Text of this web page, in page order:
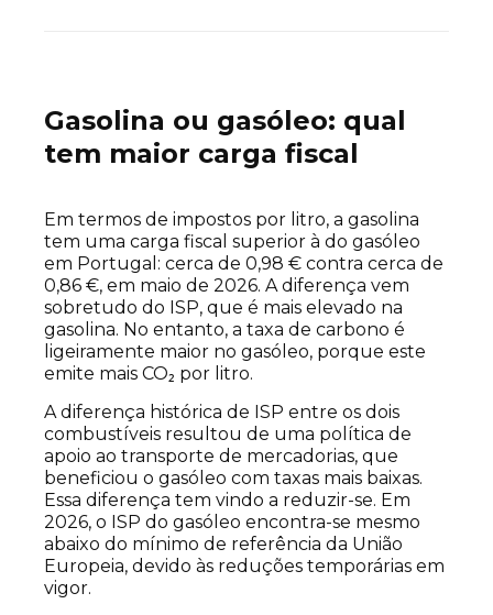
Gasolina ou gasóleo: qual
tem maior carga fiscal
Em termos de impostos por litro, a gasolina
tem uma carga fiscal superior à do gasóleo
em Portugal: cerca de 0,98 € contra cerca de
0,86 €, em maio de 2026. A diferença vem
sobretudo do ISP, que é mais elevado na
gasolina. No entanto, a taxa de carbono é
ligeiramente maior no gasóleo, porque este
emite mais CO₂ por litro.
A diferença histórica de ISP entre os dois
combustíveis resultou de uma política de
apoio ao transporte de mercadorias, que
beneficiou o gasóleo com taxas mais baixas.
Essa diferença tem vindo a reduzir-se. Em
2026, o ISP do gasóleo encontra-se mesmo
abaixo do mínimo de referência da União
Europeia, devido às reduções temporárias em
vigor.